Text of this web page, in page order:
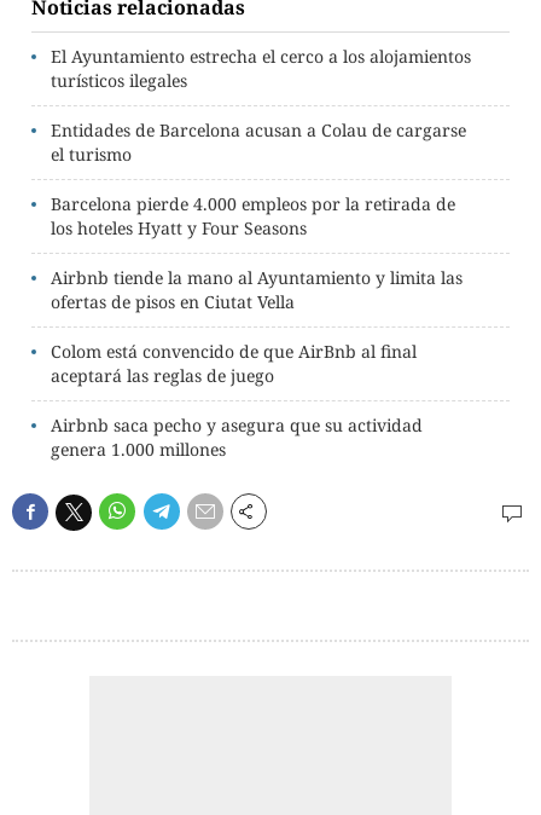
Noticias relacionadas
El Ayuntamiento estrecha el cerco a los alojamientos
turísticos ilegales
Entidades de Barcelona acusan a Colau de cargarse
el turismo
Barcelona pierde 4.000 empleos por la retirada de
los hoteles Hyatt y Four Seasons
Airbnb tiende la mano al Ayuntamiento y limita las
ofertas de pisos en Ciutat Vella
Colom está convencido de que AirBnb al final
aceptará las reglas de juego
Airbnb saca pecho y asegura que su actividad
genera 1.000 millones